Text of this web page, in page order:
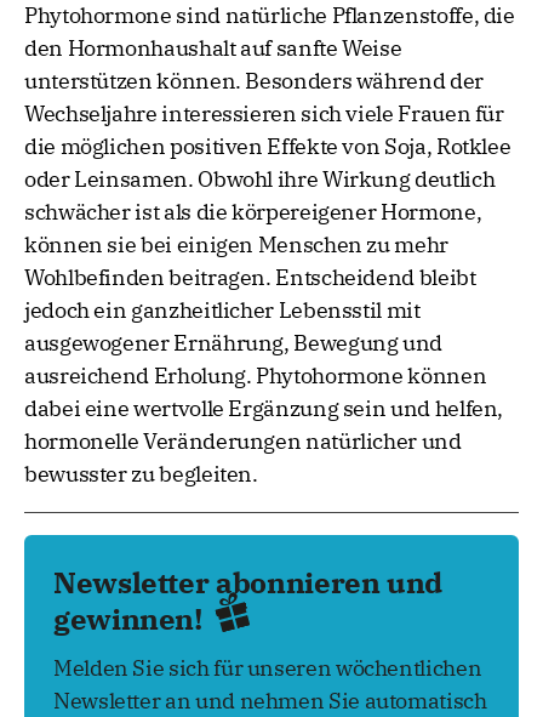
Phytohormone sind natürliche Pflanzenstoffe, die
den Hormonhaushalt auf sanfte Weise
unterstützen können. Besonders während der
Wechseljahre interessieren sich viele Frauen für
die möglichen positiven Effekte von Soja, Rotklee
oder Leinsamen. Obwohl ihre Wirkung deutlich
schwächer ist als die körpereigener Hormone,
können sie bei einigen Menschen zu mehr
Wohlbefinden beitragen. Entscheidend bleibt
jedoch ein ganzheitlicher Lebensstil mit
ausgewogener Ernährung, Bewegung und
ausreichend Erholung. Phytohormone können
dabei eine wertvolle Ergänzung sein und helfen,
hormonelle Veränderungen natürlicher und
bewusster zu begleiten.
Newsletter abonnieren und
gewinnen!
Melden Sie sich für unseren wöchentlichen
Newsletter an und nehmen Sie automatisch